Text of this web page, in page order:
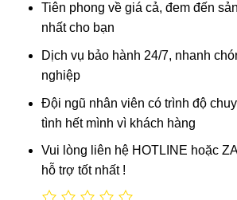
Tiên phong về giá cả, đem đến
nhất cho bạn
Dịch vụ bảo hành 24/7, nhanh
nghiệp
Đội ngũ nhân viên có trình độ
tình hết mình vì khách hàng
Vui lòng liên hệ HOTLINE hoặc
hỗ trợ tốt nhất !